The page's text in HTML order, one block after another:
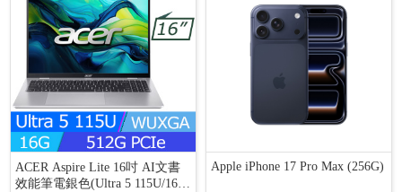
ACER Aspire Lite 16吋 AI文書
效能筆電銀色(Ultra 5 115U/16G
Apple iPhone 17 Pro Max (256G)